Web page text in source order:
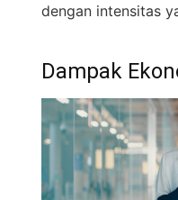
dengan intensitas
Dampak